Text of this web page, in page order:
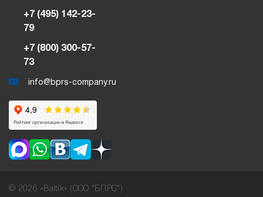
+7 (495) 142-23-
79
+7 (800) 300-57-
73
info@bprs-company.ru
© 2026 «Baltik» (ООО "БПРС")